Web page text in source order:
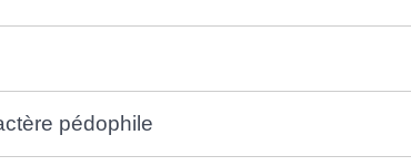
pédophile